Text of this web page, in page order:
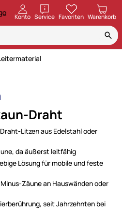
Konto ServiceöffnenFavoriten Warenkorb
Draht
Litzen aus Edelstahl oder
da äußerst leitfähig
Lösung für mobile und feste
Zäune an Hauswänden oder
seit Jahrzehnten bei